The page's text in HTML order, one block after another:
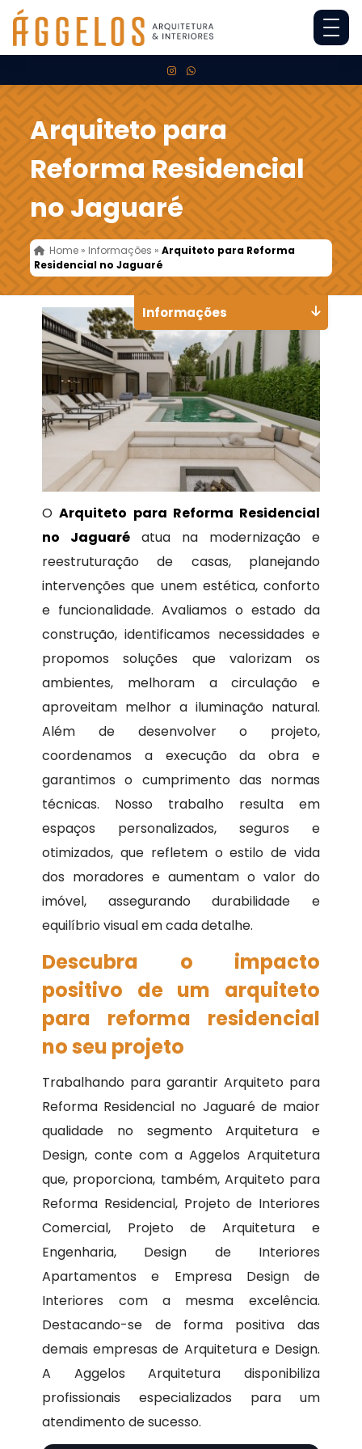
Arquiteto para
Reforma Residencial
no Jaguaré
Home » Informações »Arquiteto para Reforma
Residencial no Jaguaré
OArquiteto para Reforma Residencial
no Jaguaré atua na modernização e
reestruturação de casas, planejando
intervenções que unem estética, conforto
e funcionalidade. Avaliamos o estado da
construção, identificamos necessidades e
propomos soluções que valorizam os
ambientes, melhoram a circulação e
aproveitam melhor a iluminação natural.
Além de desenvolver o projeto,
coordenamos a execução da obra e
garantimos o cumprimento das normas
técnicas. Nosso trabalho resulta em
espaços personalizados, seguros e
otimizados, que refletem o estilo de vida
dos moradores e aumentam o valor do
imóvel, assegurando durabilidade e
equilíbrio visual em cada detalhe.
Descubra o impacto
positivo de um arquiteto
para reforma residencial
no seu projeto
Trabalhando para garantir Arquiteto para
Reforma Residencial no Jaguaré de maior
qualidade no segmento Arquitetura e
Design, conte com a Aggelos Arquitetura
que, proporciona, também, Arquiteto para
Reforma Residencial, Projeto de Interiores
Comercial, Projeto de Arquitetura e
Engenharia, Design de Interiores
Apartamentos e Empresa Design de
Interiores com a mesma excelência.
Destacando-se de forma positiva das
demais empresas de Arquitetura e Design.
A Aggelos Arquitetura disponibiliza
profissionais especializados para um
atendimento de sucesso.
Informações